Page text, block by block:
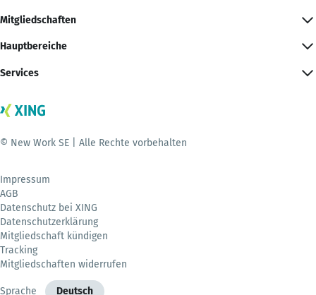
Mitgliedschaften
Hauptbereiche
Services
© New Work SE | Alle Rechte vorbehalten
Impressum
AGB
Datenschutz bei XING
Datenschutzerklärung
Mitgliedschaft kündigen
Tracking
Mitgliedschaften widerrufen
Sprache Deutsch